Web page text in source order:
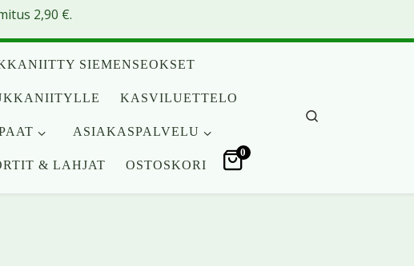
SIEMENSEOKSET
KASVILUETTELO
ASIAKASPALVELU
& LAHJAT OSTOSKORI
0
2,90 €.